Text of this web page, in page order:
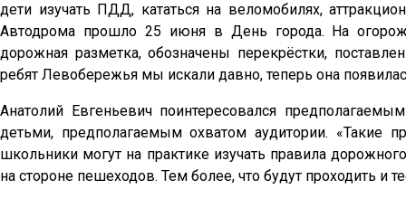
дети изучать ПДД, кататься на веломобилях,
Автодрома прошло 25 июня в День города. На
дорожная разметка, обозначены перекрёстки,
ребят Левобережья мы искали давно, теперь она
Анатолий Евгеньевич поинтересовался
детьми, предполагаемым охватом аудитории. «Такие
школьники могут на практике изучать правила
на стороне пешеходов. Тем более, что будут проходить и